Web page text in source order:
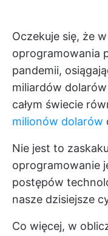
Oczekuje się, że
oprogramowania
pandemii,
miliardów dolarów
całym świecie
milionów dolarów
Nie jest to
oprogramowanie
postępów
nasze dzisiejsze
Co więcej, w